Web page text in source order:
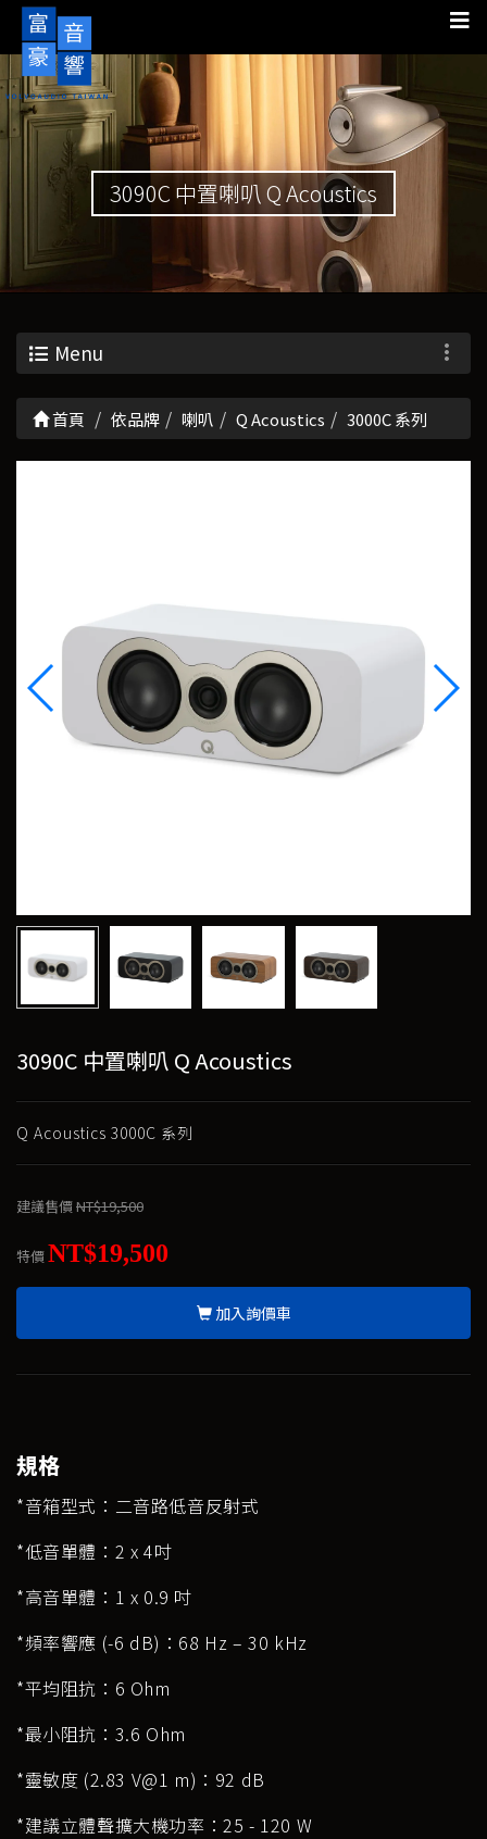
3090C 中置喇叭 Q Acoustics
Menu
首頁 依品牌 喇叭 Q Acoustics 3000C 系列
3090C 中置喇叭 Q Acoustics
Q Acoustics 3000C 系列
建議售價NT$19,500
特價NT$19,500
加入詢價車
規格
*音箱型式：二音路低音反射式
*低音單體：2 x 4吋
*高音單體：1 x 0.9 吋
*頻率響應 (-6 dB)：68 Hz – 30 kHz
*平均阻抗：6 Ohm
*最小阻抗：3.6 Ohm
*靈敏度 (2.83 V@1 m)：92 dB
*建議立體聲擴大機功率：25 - 120 W